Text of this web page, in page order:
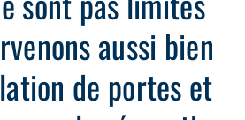
aussi bien
de portes et